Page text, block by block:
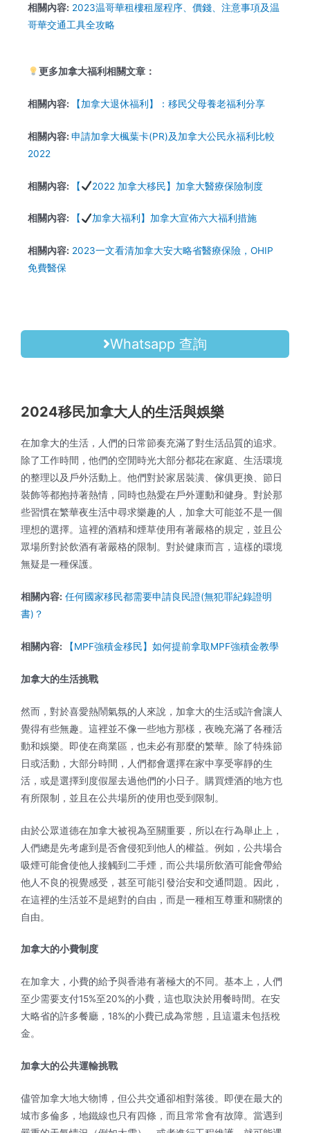
相關內容: 2023温哥華租樓租屋程序、價錢、注意事項及温
哥華交通工具全攻略
更多加拿大福利相關文章：
相關內容: 【加拿大退休福利】：移民父母養老福利分享
相關內容: 申請加拿大楓葉卡(PR)及加拿大公民永福利比較
2022
相關內容: 【 2022 加拿大移民】加拿大醫療保險制度
相關內容: 【 加拿大福利】加拿大宣佈六大福利措施
相關內容: 2023一文看清加拿大安大略省醫療保險，OHIP
免費醫保
Whatsapp 查詢
2024移民加拿大人的生活與娛樂
在加拿大的生活，人們的日常節奏充滿了對生活品質的追求。
除了工作時間，他們的空閒時光大部分都花在家庭、生活環境
的整理以及戶外活動上。他們對於家居裝潢、傢俱更換、節日
裝飾等都抱持著熱情，同時也熱愛在戶外運動和健身。對於那
些習慣在繁華夜生活中尋求樂趣的人，加拿大可能並不是一個
理想的選擇。這裡的酒精和煙草使用有著嚴格的規定，並且公
眾場所對於飲酒有著嚴格的限制。對於健康而言，這樣的環境
無疑是一種保護。
相關內容: 任何國家移民都需要申請良民證(無犯罪紀錄證明
書)？
相關內容: 【MPF強積金移民】如何提前拿取MPF強積金教學
加拿大的生活挑戰
然而，對於喜愛熱鬧氣氛的人來說，加拿大的生活或許會讓人
覺得有些無趣。這裡並不像一些地方那樣，夜晚充滿了各種活
動和娛樂。即使在商業區，也未必有那麼的繁華。除了特殊節
日或活動，大部分時間，人們都會選擇在家中享受寧靜的生
活，或是選擇到度假屋去過他們的小日子。購買煙酒的地方也
有所限制，並且在公共場所的使用也受到限制。
由於公眾道德在加拿大被視為至關重要，所以在行為舉止上，
人們總是先考慮到是否會侵犯到他人的權益。例如，公共場合
吸煙可能會使他人接觸到二手煙，而公共場所飲酒可能會帶給
他人不良的視覺感受，甚至可能引發治安和交通問題。因此，
在這裡的生活並不是絕對的自由，而是一種相互尊重和關懷的
自由。
加拿大的小費制度
在加拿大，小費的給予與香港有著極大的不同。基本上，人們
至少需要支付15%至20%的小費，這也取決於用餐時間。在安
大略省的許多餐廳，18%的小費已成為常態，且這還未包括稅
金。
加拿大的公共運輸挑戰
儘管加拿大地大物博，但公共交通卻相對落後。即便在最大的
城市多倫多，地鐵線也只有四條，而且常常會有故障。當遇到